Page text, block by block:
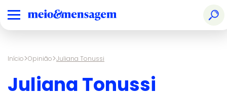
Início>Opinião>Juliana Tonussi
Juliana Tonussi